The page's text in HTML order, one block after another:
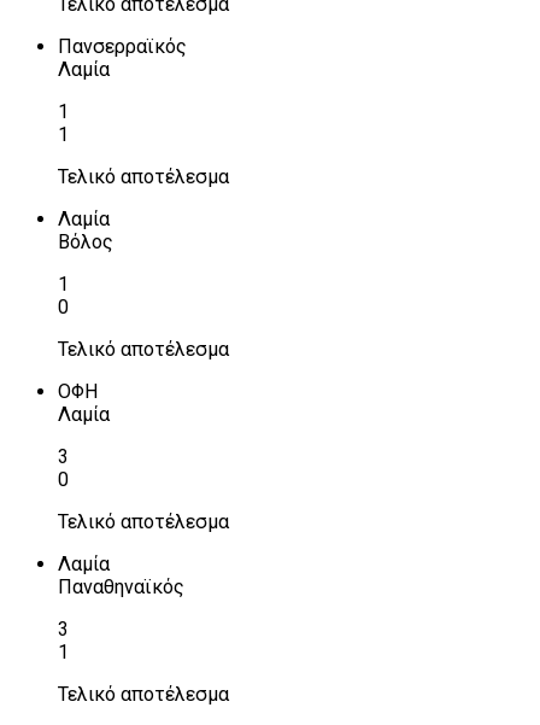
Πανσερραϊκός
Λαμία
1
1
Τελικό αποτέλεσμα
Λαμία
Βόλος
1
0
Τελικό αποτέλεσμα
ΟΦΗ
Λαμία
3
0
Τελικό αποτέλεσμα
Λαμία
Παναθηναϊκός
3
1
Τελικό αποτέλεσμα